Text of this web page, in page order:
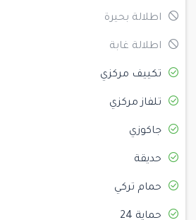
اطلالة بحيرة
اطلالة غابة
تكييف مركزي
تلفاز مركزي
جاكوزي
حديقة
حمام تركي
حماية 24